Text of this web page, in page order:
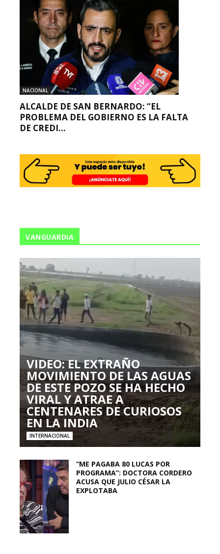
NACIONAL
ALCALDE DE SAN BERNARDO: “EL
PROBLEMA DEL GOBIERNO ES LA FALTA
DE CREDI...
VANGUARDIA
VIDEO: EL EXTRAÑO
MOVIMIENTO DE LAS AGUAS
DE ESTE POZO SE HA HECHO
VIRAL Y ATRAE A
CENTENARES DE CURIOSOS
EN LA INDIA
INTERNACIONAL
“ME PAGABA 80 LUCAS POR
PROGRAMA”: DOCTORA CORDERO
ACUSA QUE JULIO CÉSAR LA
EXPLOTABA